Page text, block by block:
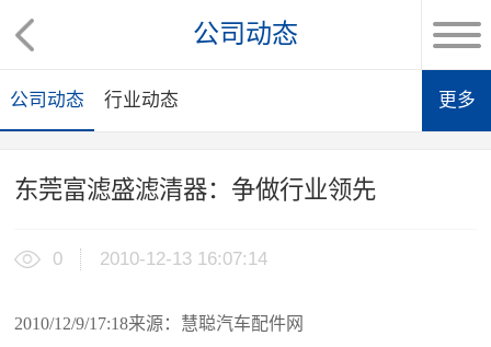
公司动态
公司动态 行业动态 更多
东莞富滤盛滤清器：争做行业领先
0 2010-12-13 16:07:14
2010/12/9/17:18来源：慧聪汽车配件网